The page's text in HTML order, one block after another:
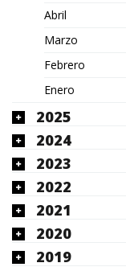
Abril
Marzo
Febrero
Enero
2025
2024
2023
2022
2021
2020
2019